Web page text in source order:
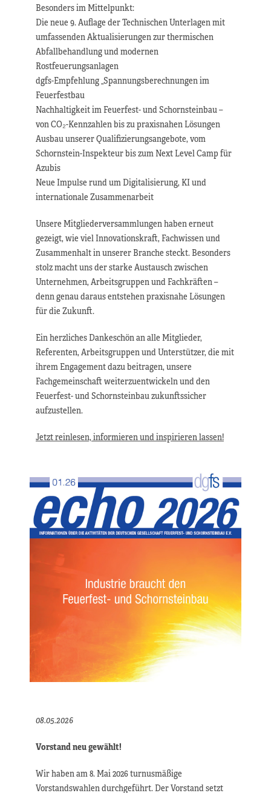
Besonders im Mittelpunkt:
Die neue 9. Auflage der Technischen Unterlagen mit
umfassenden Aktualisierungen zur thermischen
Abfallbehandlung und modernen
Rostfeuerungsanlagen
dgfs-Empfehlung „Spannungsberechnungen im
Feuerfestbau
Nachhaltigkeit im Feuerfest- und Schornsteinbau –
von CO₂-Kennzahlen bis zu praxisnahen Lösungen
Ausbau unserer Qualifizierungsangebote, vom
Schornstein-Inspekteur bis zum Next Level Camp für
Azubis
Neue Impulse rund um Digitalisierung, KI und
internationale Zusammenarbeit
Unsere Mitgliederversammlungen haben erneut
gezeigt, wie viel Innovationskraft, Fachwissen und
Zusammenhalt in unserer Branche steckt. Besonders
stolz macht uns der starke Austausch zwischen
Unternehmen, Arbeitsgruppen und Fachkräften –
denn genau daraus entstehen praxisnahe Lösungen
für die Zukunft.
Ein herzliches Dankeschön an alle Mitglieder,
Referenten, Arbeitsgruppen und Unterstützer, die mit
ihrem Engagement dazu beitragen, unsere
Fachgemeinschaft weiterzuentwickeln und den
Feuerfest- und Schornsteinbau zukunftssicher
aufzustellen.
Jetzt reinlesen, informieren und inspirieren lassen!
08.05.2026
Vorstand neu gewählt!
Wir haben am 8. Mai 2026 turnusmäßige
Vorstandswahlen durchgeführt. Der Vorstand setzt